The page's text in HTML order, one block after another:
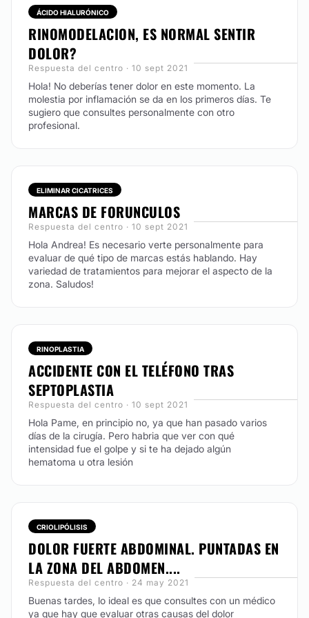
MICRODERMOABRASIÓN
Es un procedimiento estético no invasivo, un peeling
mecánico que elimina las capas más superficiales de
la piel, retira las células muertas, promoviendo la
regeneración celular, incrementando la producción de
colágeno y elastina; otorgándole así, brillo y suavidad.
TRATAMIENTOS CELULITIS
La "celulitis" es una degeneración particular del tejido
adiposo caracterizada en una primera fase, por la
reducción de la microcirculación localizada.
Histológicamente se observa una destrucción de las
combinación con otros tratamientos como la
ultracavitación.
CONTACTAR
RADIOFRECUENCIA
Técnica que trabaja mediante radiaciones
creación de NUEVO COLÁGENO Y ELASTINA. Se
utiliza para tratamiento de flacidez cutánea, acné,
celulitis. Es un tratamiento indoloro, no invasivo y
placentero.
ÁCIDO HIALURÓNICO
RINOMODELACION, ES NORMAL SENTIR
DOLOR?
Respuesta del centro · 10 sept 2021
Hola! No deberías tener dolor en este momento. La
molestia por inflamación se da en los primeros días. Te
sugiero que consultes personalmente con otro
profesional.
ELIMINAR CICATRICES
MARCAS DE FORUNCULOS
Respuesta del centro · 10 sept 2021
Hola Andrea! Es necesario verte personalmente para
evaluar de qué tipo de marcas estás hablando. Hay
variedad de tratamientos para mejorar el aspecto de la
zona. Saludos!
RINOPLASTIA
ACCIDENTE CON EL TELÉFONO TRAS
SEPTOPLASTIA
Respuesta del centro · 10 sept 2021
Hola Pame, en principio no, ya que han pasado varios
días de la cirugía. Pero habria que ver con qué
intensidad fue el golpe y si te ha dejado algún
hematoma u otra lesión
CRIOLIPÓLISIS
DOLOR FUERTE ABDOMINAL. PUNTADAS EN
LA ZONA DEL ABDOMEN....
Respuesta del centro · 24 may 2021
Buenas tardes, lo ideal es que consultes con un médico
ya que hay que evaluar otras causas del dolor